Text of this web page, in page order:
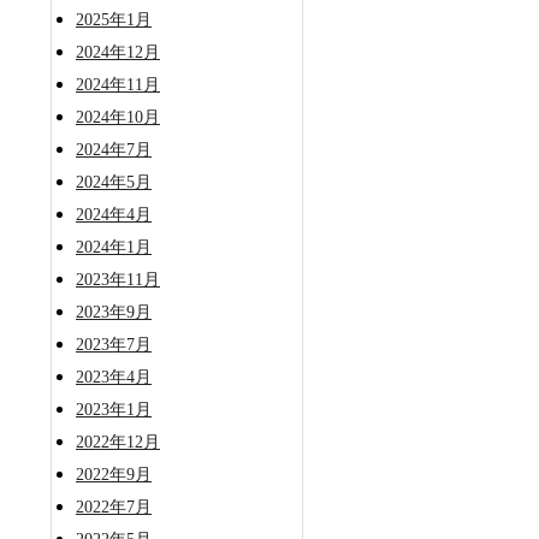
2025年1月
2024年12月
2024年11月
2024年10月
2024年7月
2024年5月
2024年4月
2024年1月
2023年11月
2023年9月
2023年7月
2023年4月
2023年1月
2022年12月
2022年9月
2022年7月